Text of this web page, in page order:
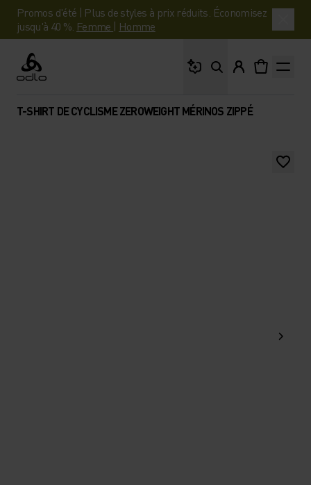
Promos d'été | Plus de styles à prix réduits. Économisez
jusqu'à 40 %. Femme | Homme
Odlo
T-SHIRT DE CYCLISME ZEROWEIGHT MÉRINOS ZIPPÉ